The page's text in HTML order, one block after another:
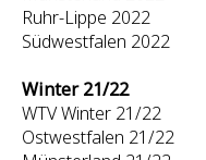
Ruhr-Lippe 2022
Südwestfalen 2022
Winter 21/22
WTV Winter 21/22
Ostwestfalen 21/22